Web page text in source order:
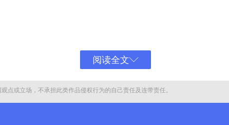
我的心就很安静，一点燃的时候就会觉得自己的生活很有希望，买
阅读全文
点或立场，不承担此类作品侵权行为的自己责任及连带责任。